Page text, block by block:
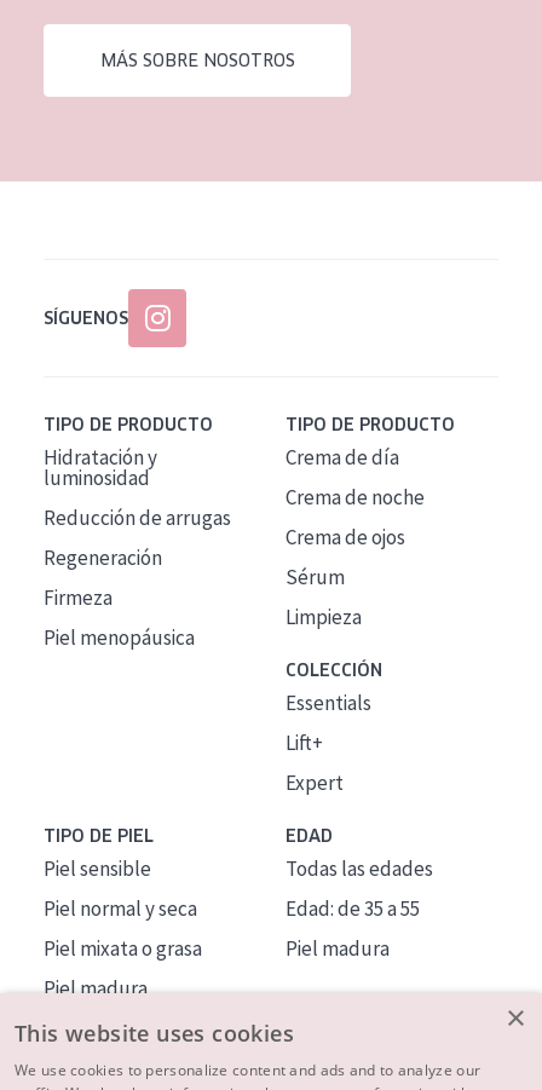
EDAD
MÁS SOBRE NOSOTROS
SÍGUENOS
TIPO DE PRODUCTO
Hidratación y
luminosidad
Reducción de arrugas
Regeneración
Firmeza
Piel menopáusica
TIPO DE PRODUCTO
Crema de día
Crema de noche
Crema de ojos
Sérum
Limpieza
COLECCIÓN
Essentials
Lift+
Expert
TIPO DE PIEL
Piel sensible
Piel normal y seca
Piel mixata o grasa
Piel madura
Piel expuesta al sol
Piel menopáusica
EDAD
Todas las edades
Edad: de 35 a 55
Piel madura
×
This website uses cookies
We use cookies to personalize content and ads and to analyze our